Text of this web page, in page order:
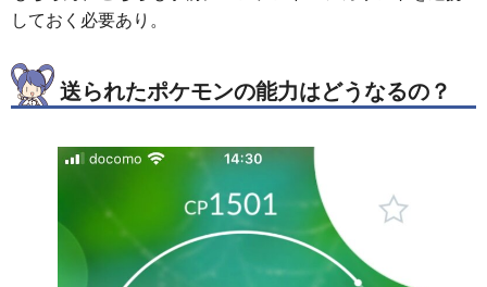
しておく必要あり。
送られたポケモンの能力はどうなるの？